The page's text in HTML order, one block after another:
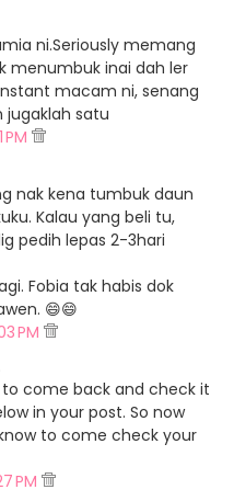
ni.Seriously memang
menumbuk inai dah ler
macam ni, senang
jugaklah satu
nak kena tumbuk daun
Kalau yang beli tu,
pedih lepas 2-3hari
Fobia tak habis dok
😄😄
PM
come back and check it
in your post. So now
to come check your
PM